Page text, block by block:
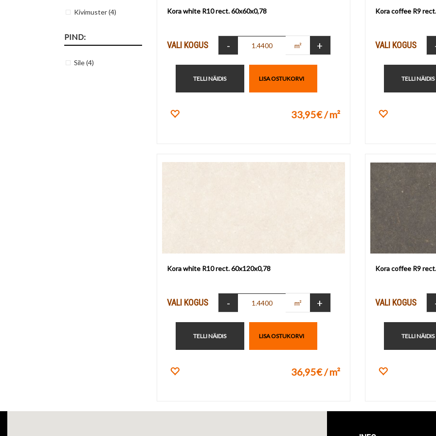
Kivimuster(4)
PIND:
Sile(4)
Kora white R10 rect. 60x60x0,78
VALI KOGUS - m² +
TELLI NÄIDIS LISA OSTUKORVI
33,95€ / m²
Kora coffee R9
VALI KOGUS
TELLI NÄIDIS
Kora white R10 rect. 60x120x0,78
VALI KOGUS - m² +
TELLI NÄIDIS LISA OSTUKORVI
36,95€ / m²
Kora coffee R9
VALI KOGUS
TELLI NÄIDIS